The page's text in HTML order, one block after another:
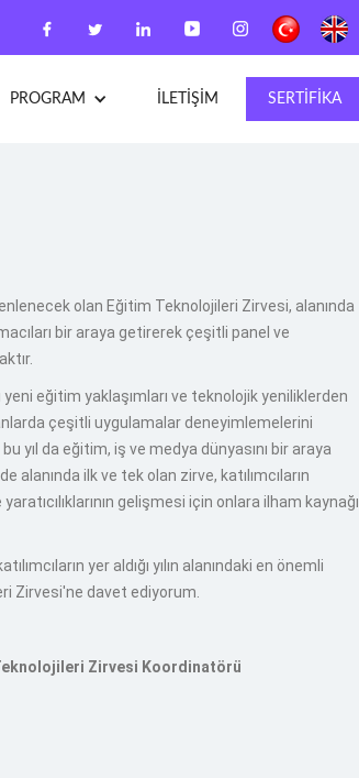
PROGRAM İLETİŞİM SERTİFİKA
olan Eğitim Teknolojileri Zirvesi, alanında
bir araya getirerek çeşitli panel ve
yeni eğitim yaklaşımları ve teknolojik yeniliklerden
çeşitli uygulamalar deneyimlemelerini
yıl da eğitim, iş ve medya dünyasını bir araya
alanında ilk ve tek olan zirve, katılımcıların
gelişmesi için onlara ilham kaynağı
yer aldığı yılın alanındaki en önemli
Zirvesi'ne davet ediyorum.
Zirvesi Koordinatörü